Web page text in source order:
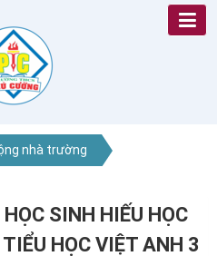
nhà trường
SINH HIẾU HỌC
HỌC VIỆT ANH 3